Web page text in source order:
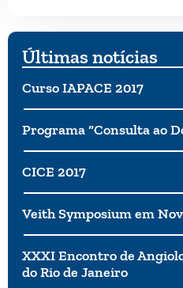
Últimas notícias
Curso IAPACE 2017
Programa “Consulta ao
CICE 2017
Veith Symposium em
XXXI Encontro de
do Rio de Janeiro